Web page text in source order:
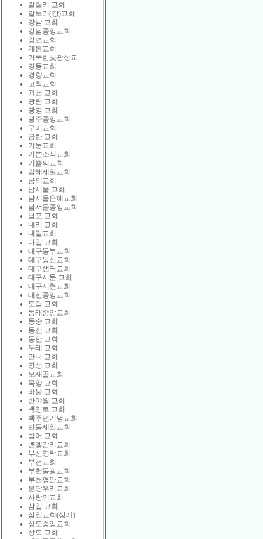
갈릴리 교회
갈보리(강)교회
강남 교회
강남중앙교회
강변교회
개봉교회
거룩한빛광성교
경동교회
경향교회
고척교회
과천 교회
광림 교회
광명 교회
광주중앙교회
구미교회
금란 교회
기둥교회
기쁜소식교회
기쁨의교회
김해제일교회
꿈의교회
남서울 교회
남서울은혜교회
남서울중앙교회
남포 교회
내리 교회
내일교회
다일 교회
대구동부교회
대구동신교회
대구샘터교회
대구서문 교회
대구서현교회
대전중앙교회
도림 교회
동래중앙교회
동숭 교회
동신 교회
동안 교회
두레 교회
만나 교회
명성 교회
모새골교회
목양 교회
바울 교회
반야월 교회
백양로 교회
백주년기념교회
번동제일교회
범어 교회
벧엘감리교회
부산영락교회
부전교회
부천동광교회
부천평안교회
분당우리교회
사랑의교회
삼일 교회
삼일교회(상계)
상도중앙교회
상도 교회